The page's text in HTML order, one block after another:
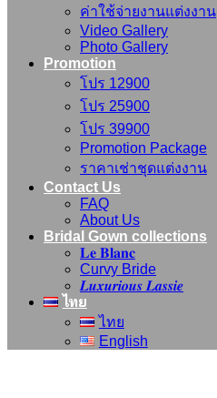
ค่าใช้จ่ายงานแต่งงาน
Video Gallery
Photo Gallery
Promotion
โปร 12900
โปร 25900
โปร 39900
Promotion Package
ราคาเช่าชุดแต่งงาน
Contact Us
FAQ
About Us
Bridal Gown collections
𝐋𝐞 𝐁𝐥𝐚𝐧𝐜
Curvy Bride
𝑳𝒖𝒙𝒖𝒓𝒊𝒐𝒖𝒔 𝑳𝒂𝒔𝒔𝒊𝒆
ไทย
ไทย
English